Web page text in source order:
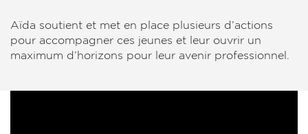
Aïda soutient et met en place plusieurs d’actions
pour accompagner ces jeunes et leur ouvrir un
maximum d’horizons pour leur avenir professionnel.